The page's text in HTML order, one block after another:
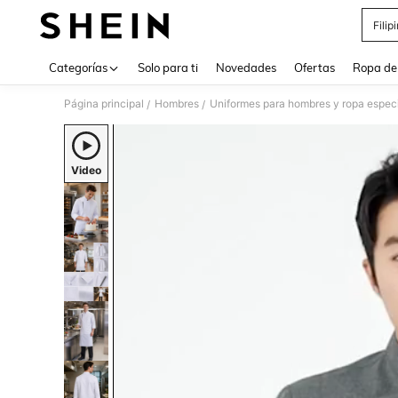
Categorías Solo para ti Novedades Ofertas Ropa
Página principal / Hombres / Uniformes para hombres y ropa
Video